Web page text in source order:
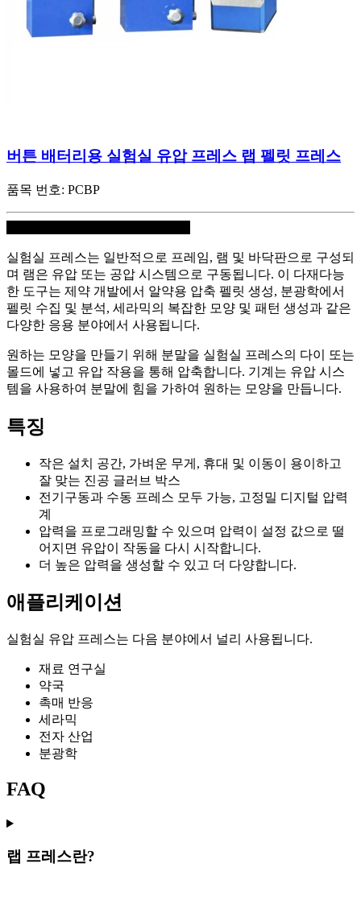
버튼 배터리용 실험실 유압 프레스 랩 펠릿 프레스
품목 번호: PCBP
실험실 프레스는 일반적으로 프레임, 램 및 바닥판으로 구성되
며 램은 유압 또는 공압 시스템으로 구동됩니다. 이 다재다능
한 도구는 제약 개발에서 알약용 압축 펠릿 생성, 분광학에서
펠릿 수집 및 분석, 세라믹의 복잡한 모양 및 패턴 생성과 같은
다양한 응용 분야에서 사용됩니다.
원하는 모양을 만들기 위해 분말을 실험실 프레스의 다이 또는
몰드에 넣고 유압 작용을 통해 압축합니다. 기계는 유압 시스
템을 사용하여 분말에 힘을 가하여 원하는 모양을 만듭니다.
특징
작은 설치 공간, 가벼운 무게, 휴대 및 이동이 용이하고
잘 맞는 진공 글러브 박스
전기구동과 수동 프레스 모두 가능, 고정밀 디지털 압력
계
압력을 프로그래밍할 수 있으며 압력이 설정 값으로 떨
어지면 유압이 작동을 다시 시작합니다.
더 높은 압력을 생성할 수 있고 더 다양합니다.
애플리케이션
실험실 유압 프레스는 다음 분야에서 널리 사용됩니다.
재료 연구실
약국
촉매 반응
세라믹
전자 산업
분광학
FAQ
랩 프레스란?